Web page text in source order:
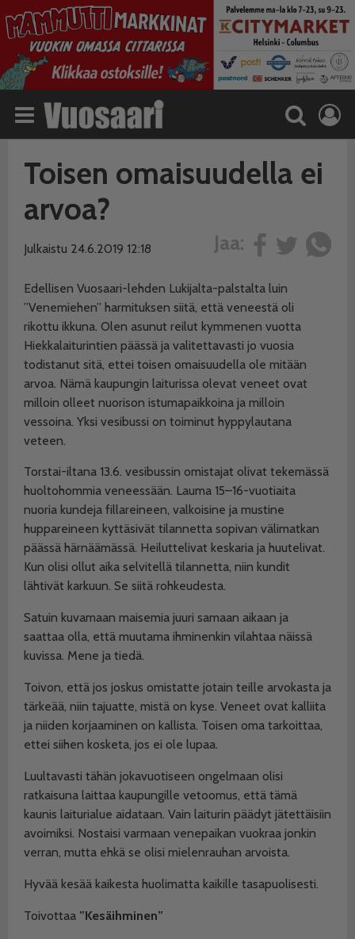
Toisen omaisuudella ei
arvoa?
Jaa:
Julkaistu 24.6.2019 12:18
Edellisen Vuosaari-lehden Lukijalta-palstalta luin
”Venemiehen” harmituksen siitä, että veneestä oli
rikottu ikkuna. Olen asunut reilut kymmenen vuotta
Hiekkalaiturintien päässä ja valitettavasti jo vuosia
todistanut sitä, ettei toisen omaisuudella ole mitään
arvoa. Nämä kaupungin laiturissa olevat veneet ovat
milloin olleet nuorison istumapaikkoina ja milloin
vessoina. Yksi vesibussi on toiminut hyppylautana
veteen.
Torstai-iltana 13.6. vesibussin omistajat olivat tekemässä
huoltohommia veneessään. Lauma 15–16-vuotiaita
nuoria kundeja fillareineen, valkoisine ja mustine
huppareineen kyttäsivät tilannetta sopivan välimatkan
päässä härnäämässä. Heiluttelivat keskaria ja huutelivat.
Kun olisi ollut aika selvitellä tilannetta, niin kundit
lähtivät karkuun. Se siitä rohkeudesta.
Satuin kuvamaan maisemia juuri samaan aikaan ja
saattaa olla, että muutama ihminenkin vilahtaa näissä
kuvissa. Mene ja tiedä.
Toivon, että jos joskus omistatte jotain teille arvokasta ja
tärkeää, niin tajuatte, mistä on kyse. Veneet ovat kalliita
ja niiden korjaaminen on kallista. Toisen oma tarkoittaa,
ettei siihen kosketa, jos ei ole lupaa.
Luultavasti tähän jokavuotiseen ongelmaan olisi
ratkaisuna laittaa kaupungille vetoomus, että tämä
kaunis laiturialue aidataan. Vain laiturin päädyt jätettäisiin
avoimiksi. Nostaisi varmaan venepaikan vuokraa jonkin
verran, mutta ehkä se olisi mielenrauhan arvoista.
Hyvää kesää kaikesta huolimatta kaikille tasapuolisesti.
Toivottaa ”Kesäihminen”